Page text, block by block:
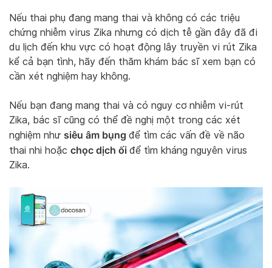
Nếu thai phụ đang mang thai và không có các triệu
chứng nhiễm virus Zika nhưng có dịch tễ gần đây đã đi
du lịch đến khu vực có hoạt động lây truyền vi rút Zika
kể cả bạn tình, hãy đến thăm khám bác sĩ xem bạn có
cần xét nghiệm hay không.
Nếu bạn đang mang thai và có nguy cơ nhiễm vi-rút
Zika, bác sĩ cũng có thể đề nghị một trong các xét
nghiệm như siêu âm bụng để tìm các vấn đề về não
thai nhi hoặc chọc dịch ối để tìm kháng nguyên virus
Zika.